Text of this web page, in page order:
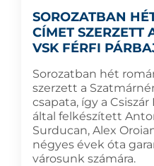
SOROZATBAN
CÍMET SZERZETT
VSK FÉRFI
Sorozatban hét
szerzett a
csapata, így a
által felkészített
Surducan, Alex
négyes évek óta
városunk számára.